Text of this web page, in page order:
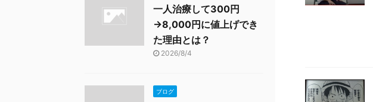
一人治療して300円
→8,000円に値上げでき
た理由とは？
2026/8/4
ブログ